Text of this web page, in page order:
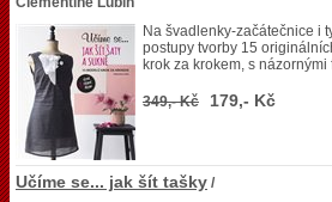
Na švadlenky-začátečnice i
postupy tvorby 15
krok za krokem, s
349,- Kč 179,- Kč
Učíme se... jak šít tašky /